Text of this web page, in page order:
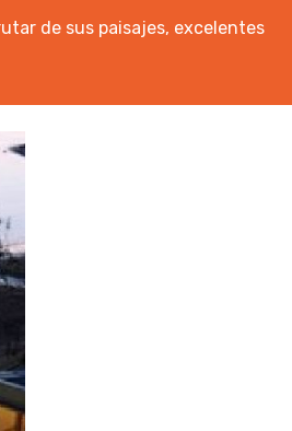
de sus paisajes, excelentes